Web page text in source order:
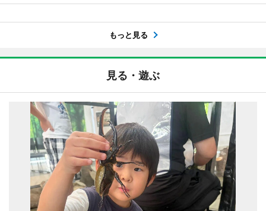
もっと見る
見る・遊ぶ